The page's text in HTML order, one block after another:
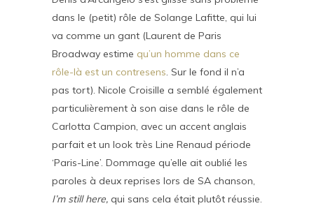
dans le (petit) rôle de Solange Lafitte, qui lui
va comme un gant (Laurent de Paris
Broadway estime qu’un homme dans ce
rôle-là est un contresens. Sur le fond il n’a
pas tort). Nicole Croisille a semblé également
particulièrement à son aise dans le rôle de
Carlotta Campion, avec un accent anglais
parfait et un look très Line Renaud période
‘Paris-Line’. Dommage qu’elle ait oublié les
paroles à deux reprises lors de SA chanson,
I’m still here, qui sans cela était plutôt réussie.